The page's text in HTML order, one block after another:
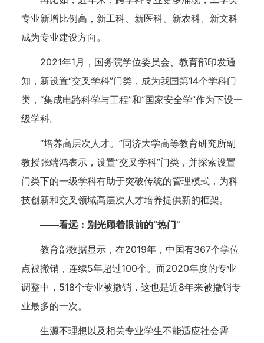
专业新增比例高，新工科、新医科、新农科、新文科
成为专业建设方向。
2021年1月，国务院学位委员会、教育部印发通
知，新设置“交叉学科”门类，成为我国第14个学科门
类，“集成电路科学与工程”和“国家安全学”作为下设一
级学科。
“培养高层次人才。”同济大学高等教育研究所副
教授张端鸿表示，设置“交叉学科”门类，并探索设置
门类下的一级学科有助于突破传统的管理模式，为科
技创新和交叉领域高层次人才培养提供新的框架。
——看远：别光顾着眼前的“热门”
教育部数据显示，在2019年，中国有367个学位
点被撤销，连续5年超过100个。而2020年度的专业
调整中，518个专业被撤销，这也是近8年来被撤销专
业最多的一次。
生源不理想以及相关专业学生不能适应社会需